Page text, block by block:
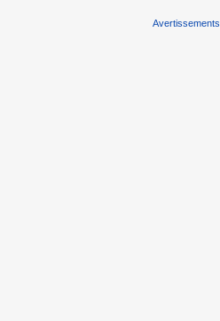
Avertissements